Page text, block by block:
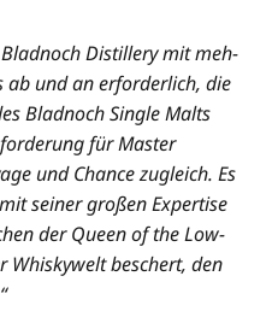
Distil­lery mit meh­
ab und an erfor­der­lich, die
Blad­noch Sin­gle Malts
für Mas­ter
und Chan­ce zugleich. Es
sei­ner gro­ßen Exper­ti­se
der Queen of the Low­
Whis­ky­welt beschert, den